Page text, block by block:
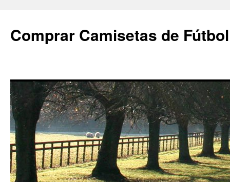
Comprar Camisetas de